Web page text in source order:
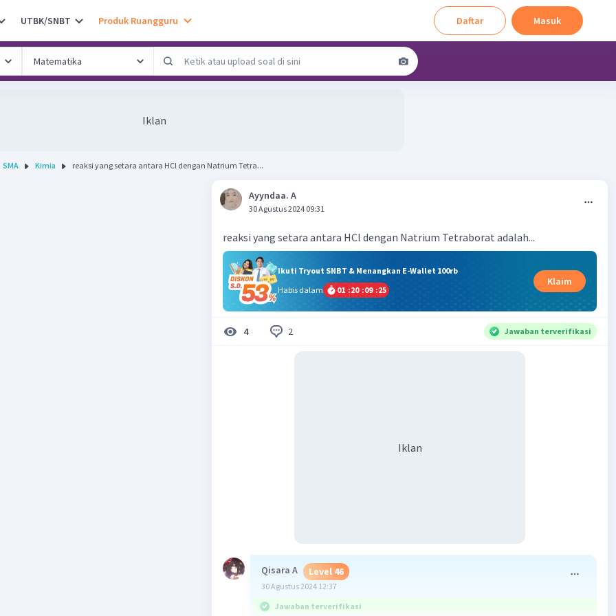
UTBK/SNBT Produk Ruangguru Daftar Masuk
Iklan
SMA Kimia reaksi yang setara antara HCl dengan Natrium Tetra...
Ayyndaa. A
30 Agustus 2024 09:31
reaksi yang setara antara HCl dengan Natrium Tetraborat adalah...
Ikuti Tryout SNBT & Menangkan E-Wallet 100rb
Habis dalam
01 :20 :09 :25
Klaim
4 2 Jawaban terverifikasi
Iklan
Qisara A Level 46
30 Agustus 2024 12:37
Jawaban terverifikasi